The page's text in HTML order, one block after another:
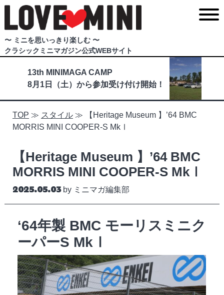
〜 ミニを思いっきり楽しむ 〜
クラシックミニマガジン公式WEBサイト
13th MINIMAGA CAMP
8月1日（土）から参加受け付け開始！
TOP ≫ スタイル≫
【Heritage Museum 】’64 BMC
MORRIS MINI COOPER-S MkⅠ
【Heritage Museum 】’64 BMC
MORRIS MINI COOPER-S MkⅠ
Posted on
2025.05.03by ミニマガ編集部
‘64年製 BMC モーリスミニク
ーパーS MkⅠ